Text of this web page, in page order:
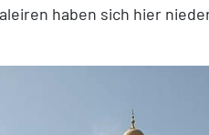
haben sich hier